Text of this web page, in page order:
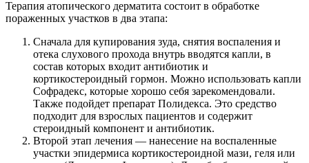
Если дерматит вызван ношением аксессуара,
результата, пока не будет устранен раздражитель,
вызвавший сенсибилизацию.
Капли и их назначение
В основном для снятия воспаления внутри ушной раковины, в
наружном слуховом проходе применяются капли на основе
противовоспалительных препаратов. В состав входят как
обычные нестероидные противовоспалительные средства